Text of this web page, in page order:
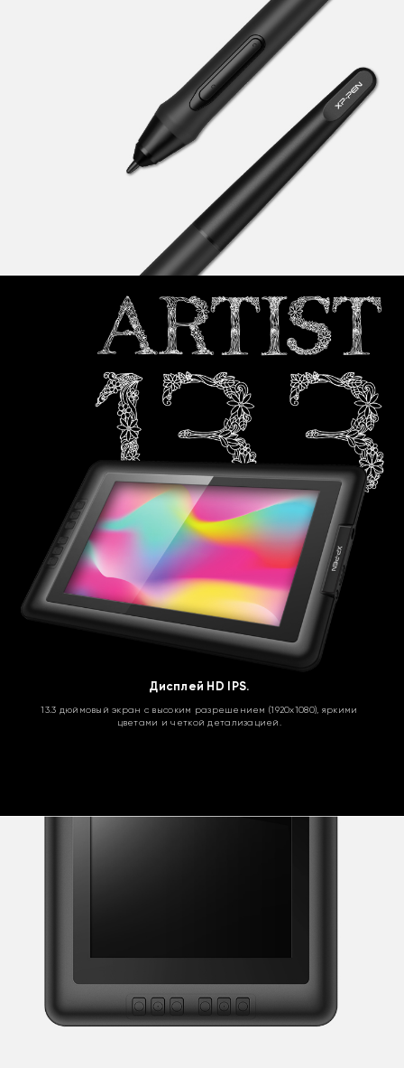
Дисплей HD IPS.
13.3 дюймовый экран с высоким разрешением (1920x1080), яркими
цветами и четкой детализацией.